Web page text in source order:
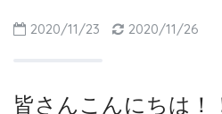
2020/11/23 2020/11/26
皆さんこんにちは！